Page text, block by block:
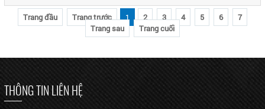
Trang đầu Trang trước 1 2 3 4 5 6
7
Trang sau
Trang cuối
THÔNG TIN LIÊN HỆ